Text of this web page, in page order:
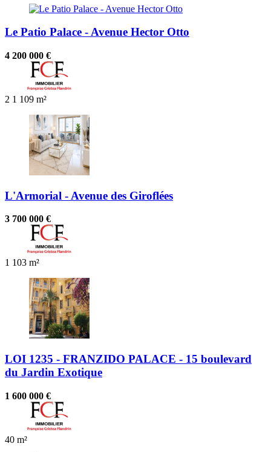
Le Patio Palace - Avenue Hector Otto
4 200 000 €
2 1 109 m²
L'Armorial - Avenue des Giroflées
3 700 000 €
1 103 m²
LOI 1235 - FRANZIDO PALACE - 15 boulevard
du Jardin Exotique
1 600 000 €
40 m²